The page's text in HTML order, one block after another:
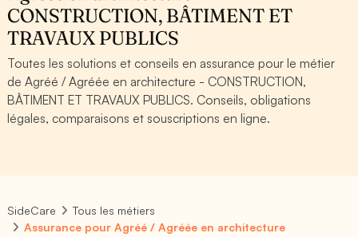
CONSTRUCTION, BÂTIMENT ET
TRAVAUX PUBLICS
Toutes les solutions et conseils en assurance pour le métier
de Agréé / Agréée en architecture - CONSTRUCTION,
BÂTIMENT ET TRAVAUX PUBLICS. Conseils, obligations
légales, comparaisons et souscriptions en ligne.
SideCare
Tous les métiers
Assurance pour Agréé / Agréée en architecture